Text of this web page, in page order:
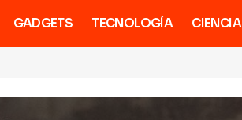
GADGETS TECNOLOGÍA CIENCIA